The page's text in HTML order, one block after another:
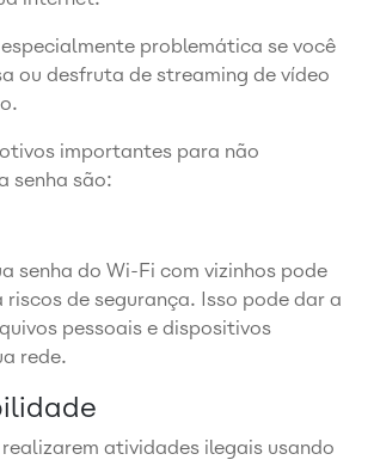
problemática se você
ou desfruta de streaming de vídeo
importantes para não
senha são:
senha do Wi-Fi com vizinhos pode
riscos de segurança. Isso pode dar a
pessoais e dispositivos
rede.
realizarem atividades ilegais usando